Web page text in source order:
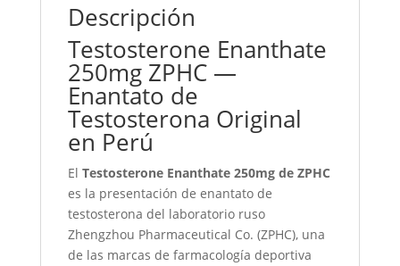
Descripción
Testosterone Enanthate
250mg ZPHC —
Enantato de
Testosterona Original
en Perú
El Testosterone Enanthate 250mg de ZPHC
es la presentación de enantato de
testosterona del laboratorio ruso
Zhengzhou Pharmaceutical Co. (ZPHC), una
de las marcas de farmacología deportiva